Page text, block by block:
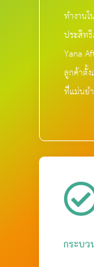
ทำงาน
ประสิท
Yana
ลูกค้าตั้
ที่แม่นย
กระบ